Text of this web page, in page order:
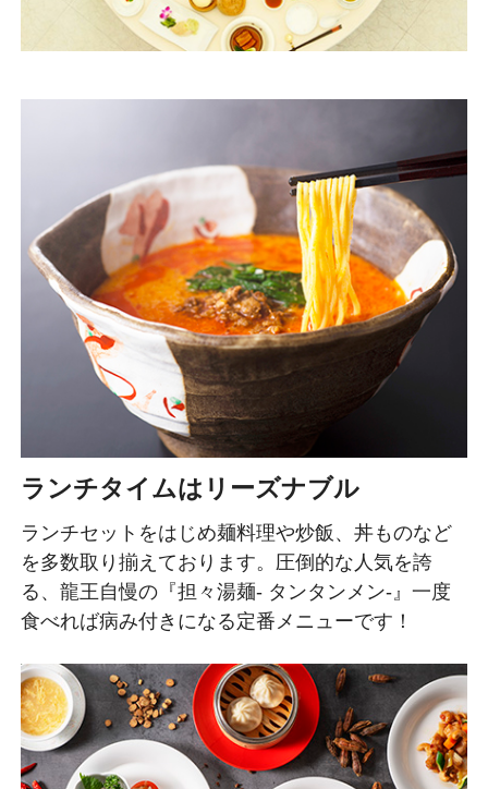
ランチタイムはリーズナブル
ランチセットをはじめ麺料理や炒飯、丼ものなど
を多数取り揃えております。圧倒的な人気を誇
る、龍王自慢の『担々湯麺- タンタンメン-』一度
食べれば病み付きになる定番メニューです！